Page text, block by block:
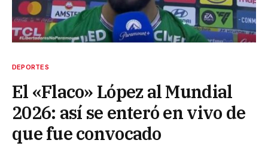
DEPORTES
El «Flaco» López al Mundial
2026: así se enteró en vivo de
que fue convocado